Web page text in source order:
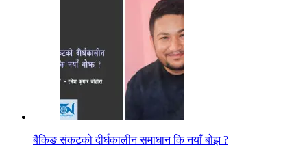
बैंकिङ संकटको दीर्घकालीन समाधान कि नयाँ बोझ ?